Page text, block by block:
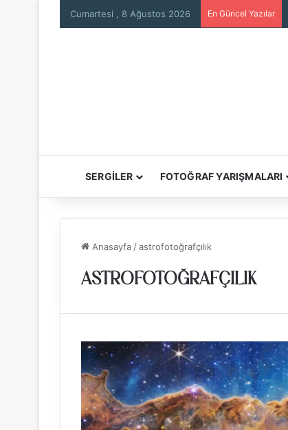
Cumartesi , 8 Ağustos 2026 En Güncel Yazılar
SERGİLER FOTOĞRAF YARIŞMALARI
Anasayfa /astrofotoğrafçılık
ASTROFOTOĞRAFÇILIK